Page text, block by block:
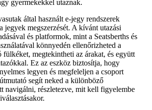
gyermekekkel utaznak.
által használt e-jegy rendszerek
jegyek megszerzését. A kívánt utazási
és platformok, mint a Seatsberths és
könnyedén ellenőrizheted a
fülkéket, megtekintheti az árakat, és együtt
Ez az eszköz biztosítja, hogy
legyen és megfeleljen a csoport
segít neked a különböző
navigálni, részletezve, mit kell figyelembe